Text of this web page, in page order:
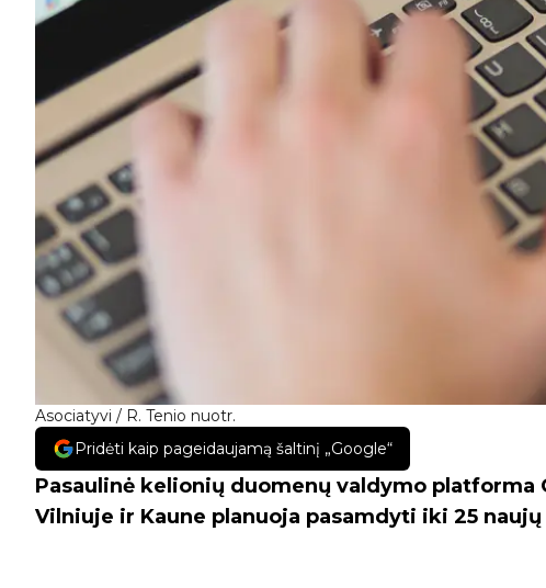
Asociatyvi / R. Tenio nuotr.
Pridėti kaip pageidaujamą šaltinį „Google“
Pasaulinė kelionių duomenų valdymo
Vilniuje ir Kaune planuoja pasamdyti iki 25